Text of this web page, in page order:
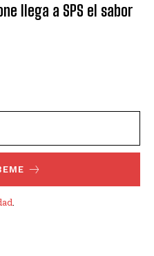
llega a SPS el sabor
.